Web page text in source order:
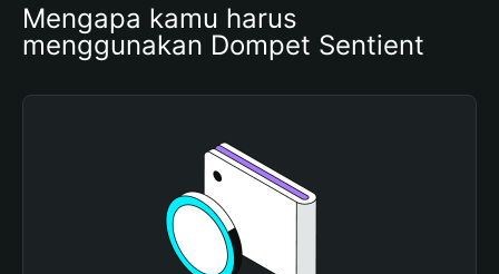
Mengapa kamu harus
menggunakan Dompet Sentient